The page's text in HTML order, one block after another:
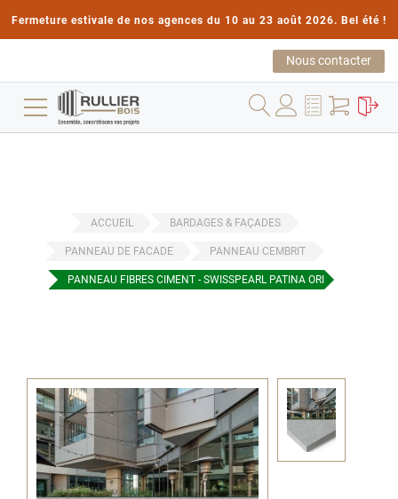
Fermeture estivale de nos agences du 10 au 23 août 2026. Bel été !
Nous contacter
ACCUEIL BARDAGES & FAÇADES
PANNEAU DE FACADE PANNEAU CEMBRIT
PANNEAU FIBRES CIMENT - SWISSPEARL PATINA ORIGINAL -
Passer
la
fin
de